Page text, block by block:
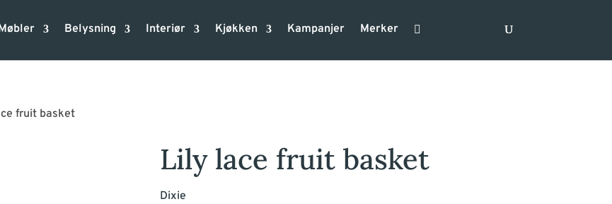
Belysning Interiør Kjøkken Kampanjer Merker
fruit basket
Lily lace fruit basket
Dixie